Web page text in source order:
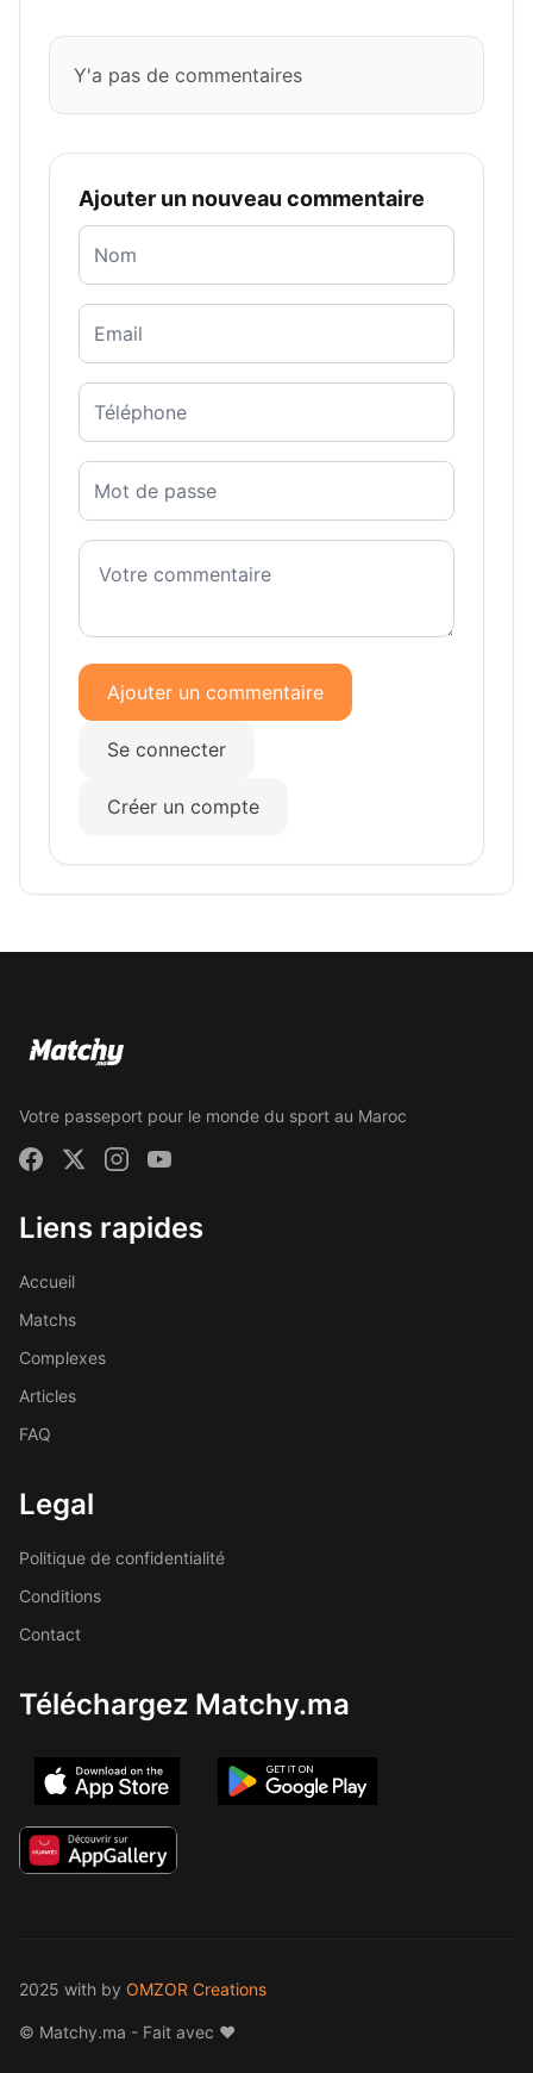
Y'a pas de commentaires
Ajouter un nouveau commentaire
Ajouter un commentaire
Se connecter
Créer un compte
Votre passeport pour le monde du sport au Maroc
Liens rapides
Accueil
Matchs
Complexes
Articles
FAQ
Legal
Politique de confidentialité
Conditions
Contact
Téléchargez Matchy.ma
2025 with by OMZOR Creations
© Matchy.ma - Fait avec ❤️